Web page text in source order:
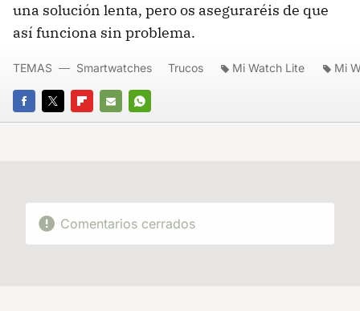
una solución lenta, pero os aseguraréis de que
así funciona sin problema.
FACEBOOK
TWITTERFLIPBOARD
E-
WHATSAPP
TEMAS Smartwatches Trucos Mi Watch Lite Mi
Comentarios cerrados